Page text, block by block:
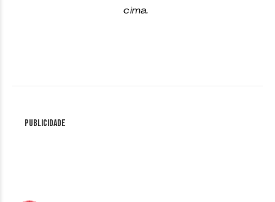
cima.
Publicidade